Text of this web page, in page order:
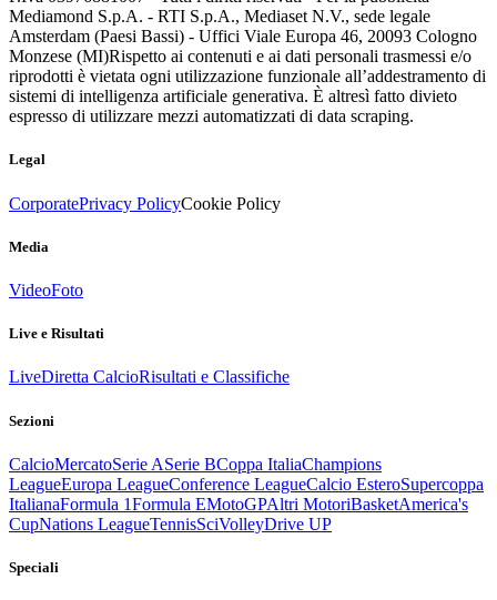
Mediamond S.p.A. - RTI S.p.A., Mediaset N.V., sede legale
Amsterdam (Paesi Bassi) - Uffici Viale Europa 46, 20093 Cologno
Monzese (MI)Rispetto ai contenuti e ai dati personali trasmessi e/o
riprodotti è vietata ogni utilizzazione funzionale all’addestramento di
sistemi di intelligenza artificiale generativa. È altresì fatto divieto
espresso di utilizzare mezzi automatizzati di data scraping.
Legal
CorporatePrivacy PolicyCookie Policy
Media
VideoFoto
Live e Risultati
LiveDiretta CalcioRisultati e Classifiche
Sezioni
CalcioMercatoSerie ASerie BCoppa ItaliaChampions
LeagueEuropa LeagueConference LeagueCalcio EsteroSupercoppa
ItalianaFormula 1Formula EMotoGPAltri MotoriBasketAmerica's
CupNations LeagueTennisSciVolleyDrive UP
Speciali